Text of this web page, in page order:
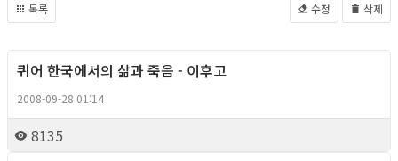
목록 수정 삭제
퀴어 한국에서의 삶과 죽음 - 이후고
2008-09-28 01:14
8135